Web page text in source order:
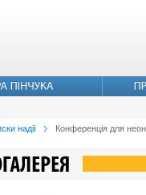
надії
Конференція для